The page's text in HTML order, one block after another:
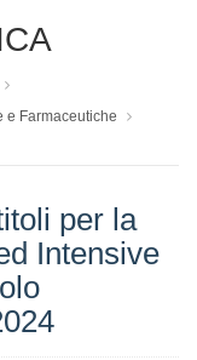
e Farmaceutiche
per la
Intensive